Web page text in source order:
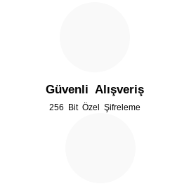
Ürün bilgilerinde hatalar bulunuyor.
Ürün fiyatı diğer sitelerden daha pahalı.
Güvenli Alışveriş
256 Bit Özel Şifreleme